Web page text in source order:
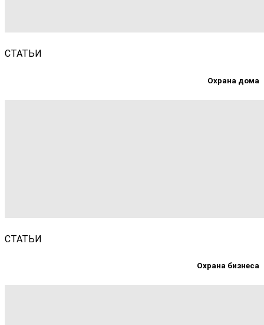
СТАТЬИ
Охрана дома
СТАТЬИ
Охрана бизнеса